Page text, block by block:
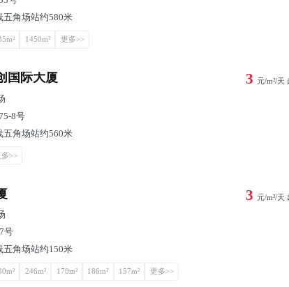
五角场站约580米
1450m² 更多>>
国际大厦 3 元/m²/天
8号
五角场站约560米
多>>
3 元/m²/天
号
五角场站约150米
246m² 170m² 186m² 157m² 更多>>